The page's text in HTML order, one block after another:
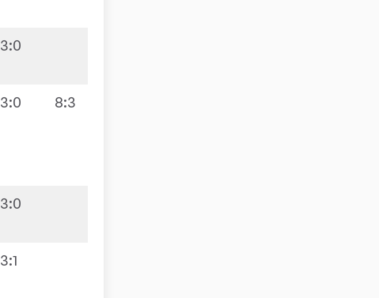
3:0
3:0 8:3
3:0
3:1